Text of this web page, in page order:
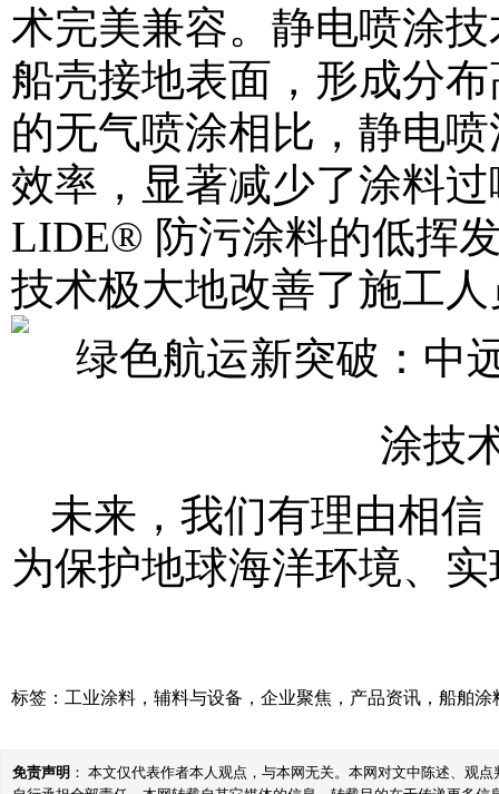
术完美兼容。静电喷涂
船壳接地表面，形成分
的无气喷涂相比，静电
效率，显著减少了涂料
LIDE® 防污涂料的低挥
技术极大地改善了施工
未来，我们有理由相
为保护地球海洋环境、
标签： 工业涂料 ， 辅料与设备 ， 企业聚焦 ， 产品资讯 ， 船舶涂
免责声明 ： 本文仅代表作者本人观点，与本网无关。本网对文中陈述、观